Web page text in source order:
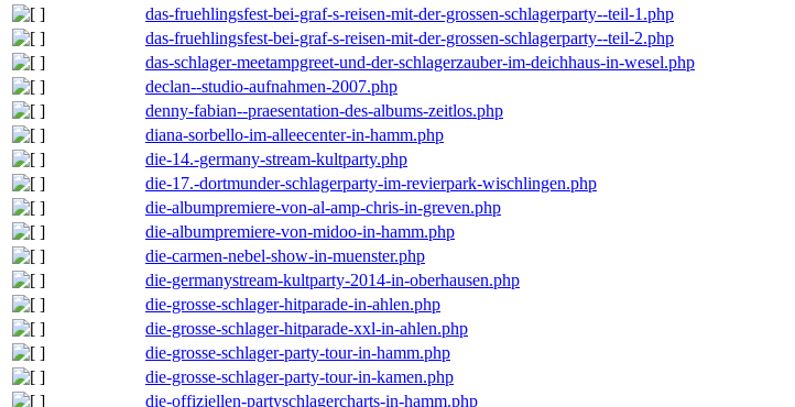
das-fruehlingsfest-bei-graf-s-reisen-mit-der-grossen-schlagerparty--teil-1.php
das-fruehlingsfest-bei-graf-s-reisen-mit-der-grossen-schlagerparty--teil-2.php
das-schlager-meetampgreet-und-der-schlagerzauber-im-deichhaus-in-wesel.php
declan--studio-aufnahmen-2007.php
denny-fabian--praesentation-des-albums-zeitlos.php
diana-sorbello-im-alleecenter-in-hamm.php
die-14.-germany-stream-kultparty.php
die-17.-dortmunder-schlagerparty-im-revierpark-wischlingen.php
die-albumpremiere-von-al-amp-chris-in-greven.php
die-albumpremiere-von-midoo-in-hamm.php
die-carmen-nebel-show-in-muenster.php
die-germanystream-kultparty-2014-in-oberhausen.php
die-grosse-schlager-hitparade-in-ahlen.php
die-grosse-schlager-hitparade-xxl-in-ahlen.php
die-grosse-schlager-party-tour-in-hamm.php
die-grosse-schlager-party-tour-in-kamen.php
die-offiziellen-partyschlagercharts-in-hamm.php